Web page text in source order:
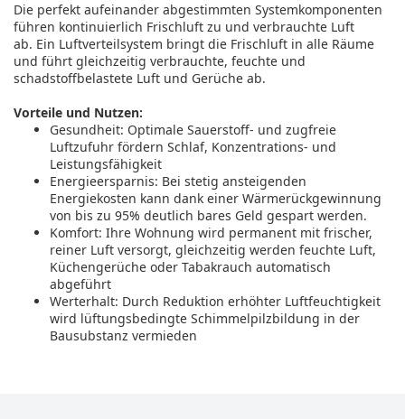
Die perfekt aufeinander abgestimmten Systemkomponenten
führen kontinuierlich Frischluft zu und verbrauchte Luft
ab. Ein Luftverteilsystem bringt die Frischluft in alle Räume
und führt gleichzeitig verbrauchte, feuchte und
schadstoffbelastete Luft und Gerüche ab.
Vorteile und Nutzen:
Gesundheit: Optimale Sauerstoff- und zugfreie
Luftzufuhr fördern Schlaf, Konzentrations- und
Leistungsfähigkeit
Energieersparnis: Bei stetig ansteigenden
Energiekosten kann dank einer Wärmerückgewinnung
von bis zu 95% deutlich bares Geld gespart werden.
Komfort: Ihre Wohnung wird permanent mit frischer,
reiner Luft versorgt, gleichzeitig werden feuchte Luft,
Küchengerüche oder Tabakrauch automatisch
abgeführt
Werterhalt: Durch Reduktion erhöhter Luftfeuchtigkeit
wird lüftungsbedingte Schimmelpilzbildung in der
Bausubstanz vermieden